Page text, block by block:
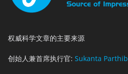
权威科学文章的主要来源
创始人兼首席执行官: Sukanta Parthib